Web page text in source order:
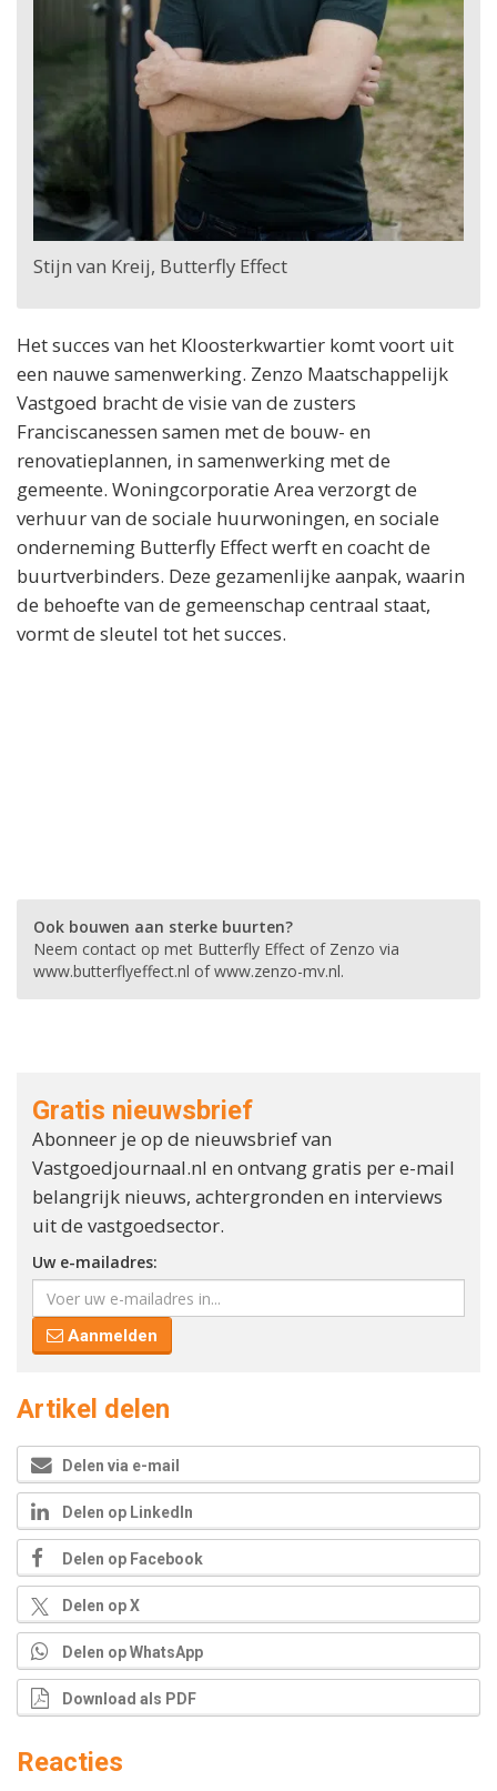
Stijn van Kreij, Butterfly Effect
Het succes van het Kloosterkwartier komt voort uit
een nauwe samenwerking. Zenzo Maatschappelijk
Vastgoed bracht de visie van de zusters
Franciscanessen samen met de bouw- en
renovatieplannen, in samenwerking met de
gemeente. Woningcorporatie Area verzorgt de
verhuur van de sociale huurwoningen, en sociale
onderneming Butterfly Effect werft en coacht de
buurtverbinders. Deze gezamenlijke aanpak, waarin
de behoefte van de gemeenschap centraal staat,
vormt de sleutel tot het succes.
Ook bouwen aan sterke buurten?
Neem contact op met Butterfly Effect of Zenzo via
www.butterflyeffect.nl of www.zenzo-mv.nl.
Gratis nieuwsbrief
Abonneer je op de nieuwsbrief van
Vastgoedjournaal.nl en ontvang gratis per e-mail
belangrijk nieuws, achtergronden en interviews
uit de vastgoedsector.
Uw e-mailadres:
Aanmelden
Artikel delen
Delen via e-mail
Delen op LinkedIn
Delen op Facebook
Delen op X
Delen op WhatsApp
Download als PDF
Reacties